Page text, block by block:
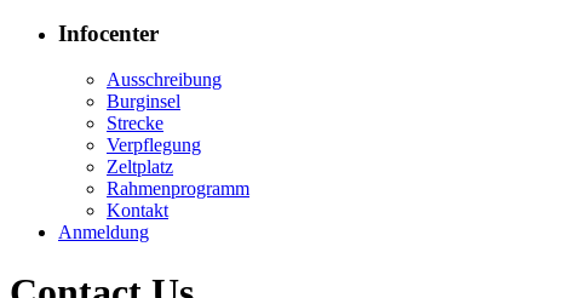
Infocenter
Ausschreibung
Burginsel
Strecke
Verpflegung
Zeltplatz
Rahmenprogramm
Kontakt
Anmeldung